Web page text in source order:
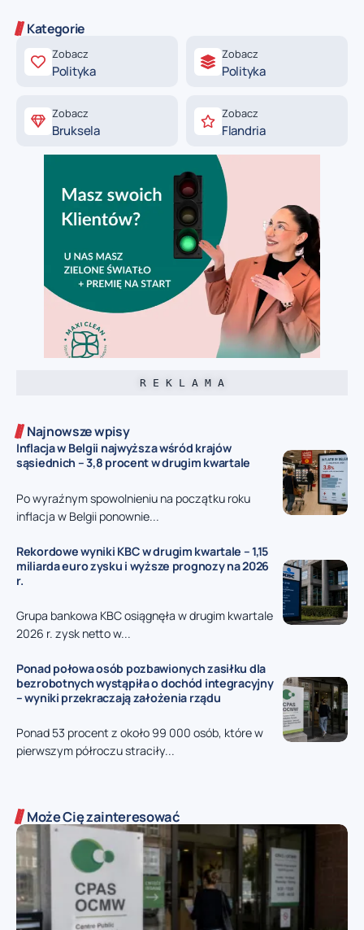
Kategorie
Zobacz
Polityka
Zobacz
Polityka
Zobacz
Bruksela
Zobacz
Flandria
R E K L A M A
Najnowsze wpisy
Inflacja w Belgii najwyższa wśród krajów
sąsiednich – 3,8 procent w drugim kwartale
Po wyraźnym spowolnieniu na początku roku
inflacja w Belgii ponownie...
Rekordowe wyniki KBC w drugim kwartale – 1,15
miliarda euro zysku i wyższe prognozy na 2026
r.
Grupa bankowa KBC osiągnęła w drugim kwartale
2026 r. zysk netto w...
Ponad połowa osób pozbawionych zasiłku dla
bezrobotnych wystąpiła o dochód integracyjny
– wyniki przekraczają założenia rządu
Ponad 53 procent z około 99 000 osób, które w
pierwszym półroczu straciły...
Może Cię zainteresować